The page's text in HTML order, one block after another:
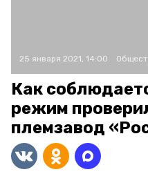
25 января 2021, 14:00
Как
режим
племзавод